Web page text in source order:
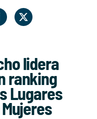
lidera
ranking
Lugares